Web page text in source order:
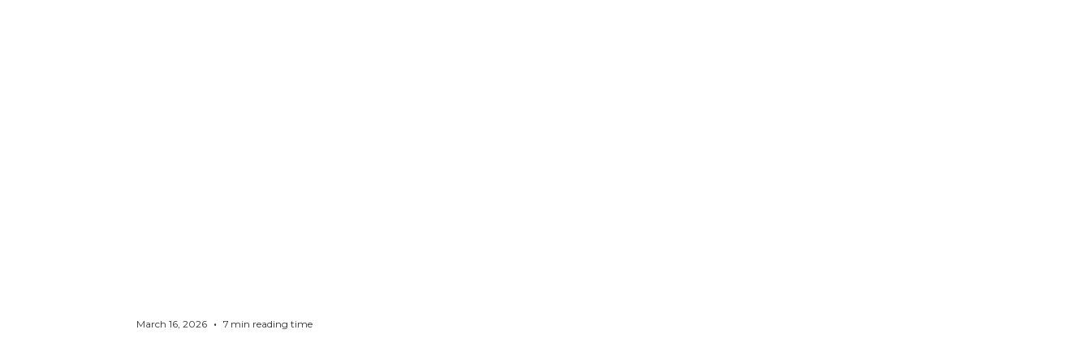
March 16, 2026 • 7 min reading time